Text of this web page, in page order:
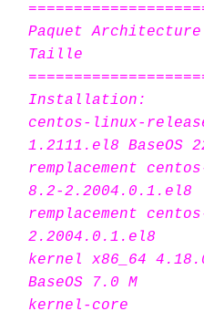
Paquet
Taille
Installation:
centos-linux-
1.2111.el8 BaseOS
remplacement
8.2-2.2004.0.1.el8
remplacement
2.2004.0.1.el8
kernel x86_64
BaseOS 7.0 M
kernel-core